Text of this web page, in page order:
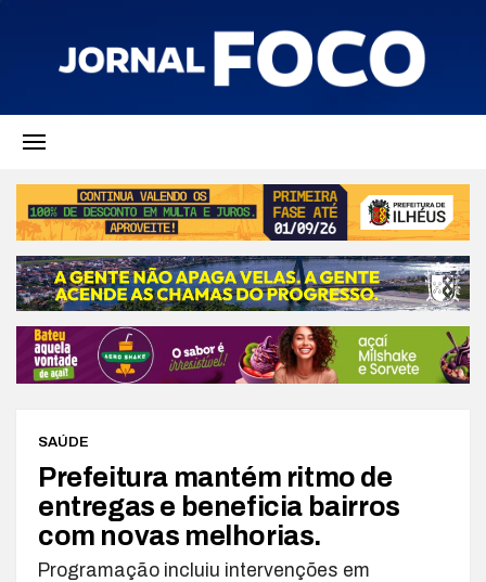
SAÚDE
Prefeitura mantém ritmo de
entregas e beneficia bairros
com novas melhorias.
Programação incluiu intervenções em